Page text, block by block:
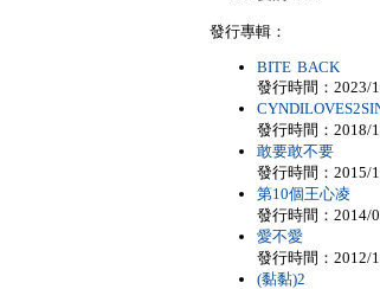
發行專輯：
BITE BACK
發行時間：2023/
發行時間：2018/
敢要敢不要
發行時間：2015/
第10個王心凌
發行時間：2014/
愛不愛
發行時間：2012/
(黏黏)2